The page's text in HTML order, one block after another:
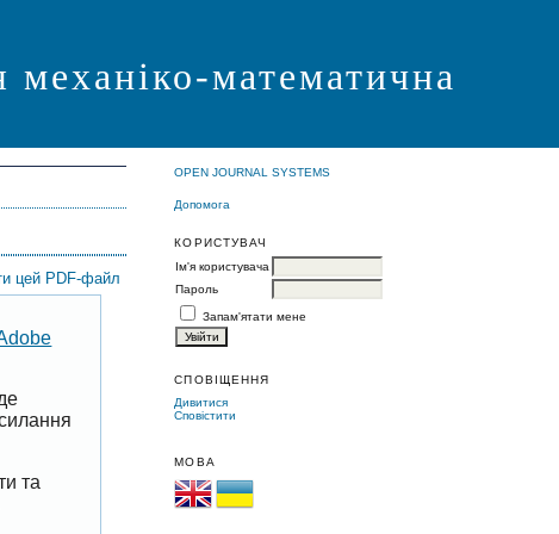
механіко-математична
OPEN JOURNAL SYSTEMS
Допомога
КОРИСТУВАЧ
Ім'я користувача
Пароль
Запам'ятати мене
СПОВІЩЕННЯ
Дивитися
Сповістити
МОВА
цей PDF-файл
та